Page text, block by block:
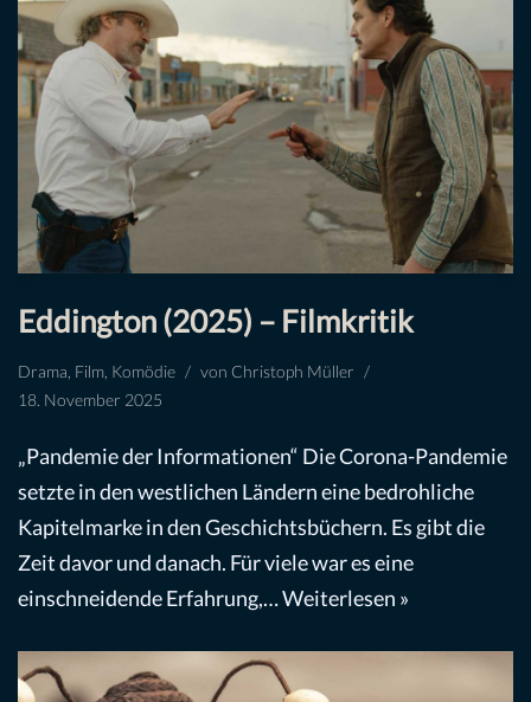
Eddington (2025) – Filmkritik
Drama Film Komödie von Christoph Müller
18. November 2025
„Pandemie der Informationen“ Die Corona-Pandemie
setzte in den westlichen Ländern eine bedrohliche
Kapitelmarke in den Geschichtsbüchern. Es gibt die
Zeit davor und danach. Für viele war es eine
einschneidende Erfahrung,…Weiterlesen »